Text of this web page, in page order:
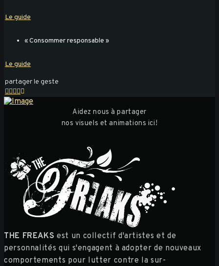
Le guide
« Consommer responsable »
Le guide
partager le geste
Aidez nous à partager
nos visuels et animations ici!
THE FREAKS est un collectif d'artistes et de
personnalités qui s'engagent à adopter de nouveaux
comportements pour lutter contre la sur-